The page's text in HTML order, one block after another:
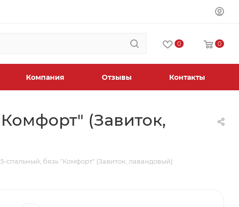
0 0
Компания Отзывы Контакты
(Завиток,
спальный, бязь "Комфорт" (Завиток, лавандовый)